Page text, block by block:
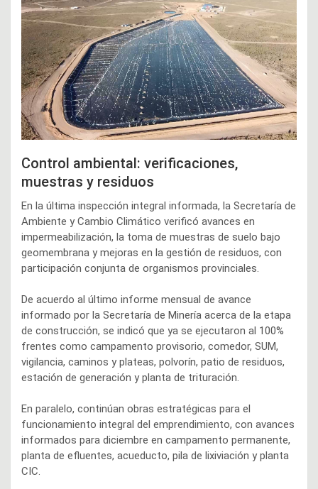
Control ambiental: verificaciones,
muestras y residuos
En la última inspección integral informada, la Secretaría de
Ambiente y Cambio Climático verificó avances en
impermeabilización, la toma de muestras de suelo bajo
geomembrana y mejoras en la gestión de residuos, con
participación conjunta de organismos provinciales.
De acuerdo al último informe mensual de avance
informado por la Secretaría de Minería acerca de la etapa
de construcción, se indicó que ya se ejecutaron al 100%
frentes como campamento provisorio, comedor, SUM,
vigilancia, caminos y plateas, polvorín, patio de residuos,
estación de generación y planta de trituración.
En paralelo, continúan obras estratégicas para el
funcionamiento integral del emprendimiento, con avances
informados para diciembre en campamento permanente,
planta de efluentes, acueducto, pila de lixiviación y planta
CIC.